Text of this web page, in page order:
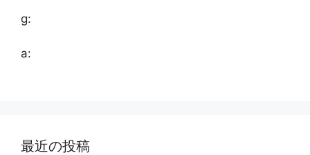
g:
a:
最近の投稿